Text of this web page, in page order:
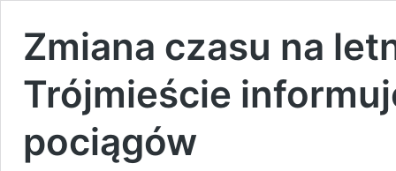
Zmiana czasu na
Trójmieście
pociągów